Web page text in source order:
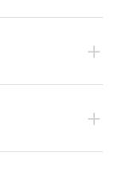
+
+